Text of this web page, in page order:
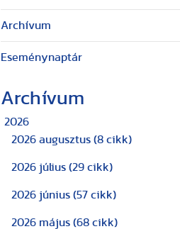
Archívum
Eseménynaptár
Archívum
2026
2026 augusztus (8 cikk)
2026 július (29 cikk)
2026 június (57 cikk)
2026 május (68 cikk)